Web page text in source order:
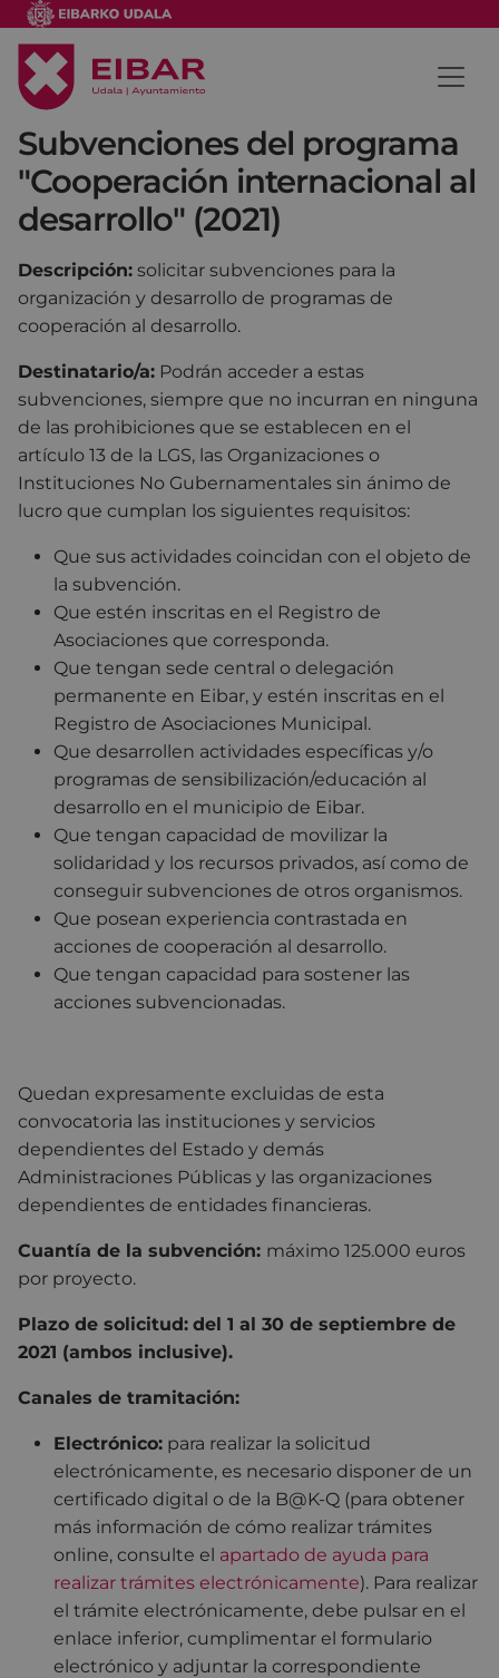
Subvenciones del programa
"Cooperación internacional al
desarrollo" (2021)
Descripción: solicitar subvenciones para la
organización y desarrollo de programas de
cooperación al desarrollo.
Destinatario/a: Podrán acceder a estas
subvenciones, siempre que no incurran en ninguna
de las prohibiciones que se establecen en el
artículo 13 de la LGS, las Organizaciones o
Instituciones No Gubernamentales sin ánimo de
lucro que cumplan los siguientes requisitos:
Que sus actividades coincidan con el objeto de
la subvención.
Que estén inscritas en el Registro de
Asociaciones que corresponda.
Que tengan sede central o delegación
permanente en Eibar, y estén inscritas en el
Registro de Asociaciones Municipal.
Que desarrollen actividades específicas y/o
programas de sensibilización/educación al
desarrollo en el municipio de Eibar.
Que tengan capacidad de movilizar la
solidaridad y los recursos privados, así como de
conseguir subvenciones de otros organismos.
Que posean experiencia contrastada en
acciones de cooperación al desarrollo.
Que tengan capacidad para sostener las
acciones subvencionadas.
Quedan expresamente excluidas de esta
convocatoria las instituciones y servicios
dependientes del Estado y demás
Administraciones Públicas y las organizaciones
dependientes de entidades financieras.
Cuantía de la subvención: máximo 125.000 euros
por proyecto.
Plazo de solicitud: del 1 al 30 de septiembre de
2021 (ambos inclusive).
Canales de tramitación:
Electrónico: para realizar la solicitud
electrónicamente, es necesario disponer de un
certificado digital o de la B@K-Q (para obtener
más información de cómo realizar trámites
online, consulte el apartado de ayuda para
realizar trámites electrónicamente). Para realizar
el trámite electrónicamente, debe pulsar en el
enlace inferior, cumplimentar el formulario
electrónico y adjuntar la correspondiente